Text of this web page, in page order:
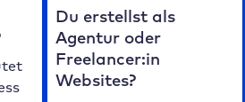
Du erstellst als
Agentur oder
Freelancer:in
Websites?